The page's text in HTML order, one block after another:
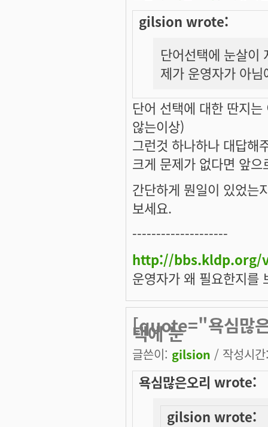
gilsion wrote:
단어선택에 눈살이
제가 운영자가 아
단어 선택에 대한 딴지
않는이상)
그런것 하나하나 대답해
크게 문제가 없다면 앞
간단하게 뭔일이 있었는
보세요.
--------------------
http://bbs.kldp.org/
운영자가 왜 필요한지를
[quote="욕심많
택에 눈
글쓴이: gilsion / 작성시
욕심많은오리 wrote:
gilsion wrote: